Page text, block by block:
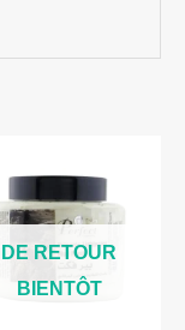
DE RETOUR
BIENTÔT